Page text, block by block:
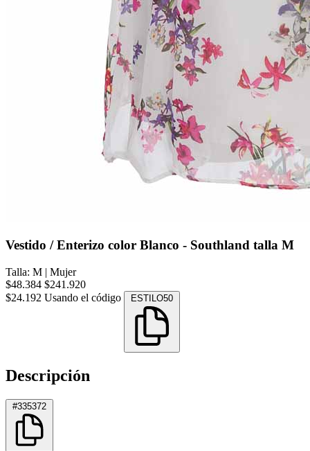
Vestido / Enterizo color Blanco - Southland talla M
Talla: M | Mujer
$48.384 $241.920
$24.192 Usando el código ESTILO50
Descripción
#335372